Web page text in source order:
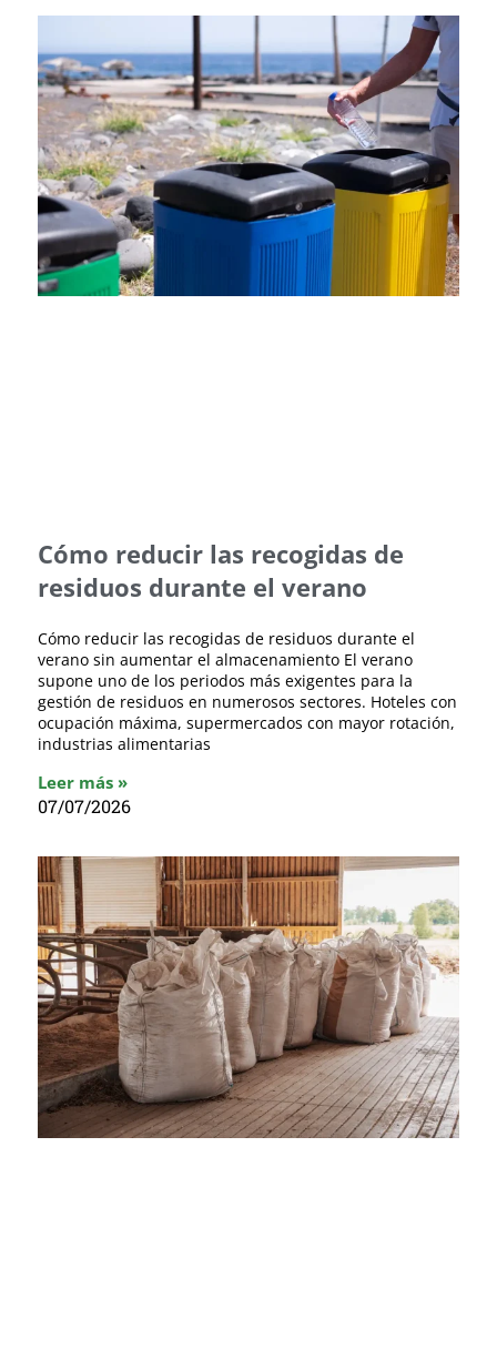
Cómo reducir las recogidas de
residuos durante el verano
Cómo reducir las recogidas de residuos durante el
verano sin aumentar el almacenamiento El verano
supone uno de los periodos más exigentes para la
gestión de residuos en numerosos sectores. Hoteles con
ocupación máxima, supermercados con mayor rotación,
industrias alimentarias
Leer más »
07/07/2026